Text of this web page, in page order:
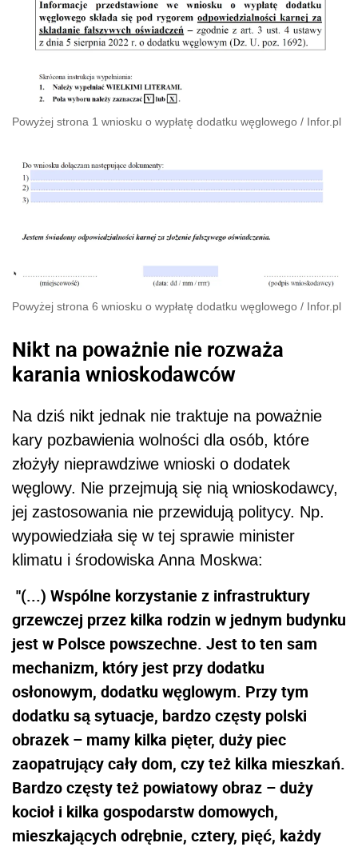
Powyżej strona 1 wniosku o wypłatę dodatku węglowego / Infor.pl
Powyżej strona 6 wniosku o wypłatę dodatku węglowego / Infor.pl
Nikt na poważnie nie rozważa
karania wnioskodawców
Na dziś nikt jednak nie traktuje na poważnie
kary pozbawienia wolności dla osób, które
złożyły nieprawdziwe wnioski o dodatek
węglowy. Nie przejmują się nią wnioskodawcy,
jej zastosowania nie przewidują politycy. Np.
wypowiedziała się w tej sprawie minister
klimatu i środowiska Anna Moskwa:
"(...) Wspólne korzystanie z infrastruktury
grzewczej przez kilka rodzin w jednym budynku
jest w Polsce powszechne. Jest to ten sam
mechanizm, który jest przy dodatku
osłonowym, dodatku węglowym. Przy tym
dodatku są sytuacje, bardzo częsty polski
obrazek – mamy kilka pięter, duży piec
zaopatrujący cały dom, czy też kilka mieszkań.
Bardzo częsty też powiatowy obraz – duży
kocioł i kilka gospodarstw domowych,
mieszkających odrębnie, cztery, pięć, każdy